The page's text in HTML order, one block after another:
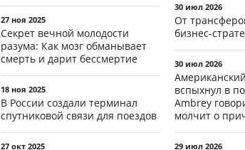
27 ноя 2025
Секрет вечной молодости
разума: Как мозг обманывает
смерть и дарит бессмертие
18 ноя 2025
В России создали терминал
спутниковой связи для поездов
27 окт 2025
30 июл 2026
От
бизнес-
30 июл 2026
вспыхнул в
Ambrey
молчит о
29 июл 2026